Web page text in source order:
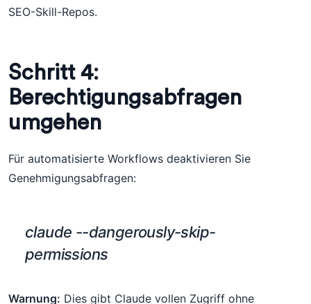
SEO-Skill-Repos.
Schritt 4:
Berechtigungsabfragen
umgehen
Für automatisierte Workflows deaktivieren Sie
Genehmigungsabfragen:
claude --dangerously-skip-
permissions
Warnung: Dies gibt Claude vollen Zugriff ohne